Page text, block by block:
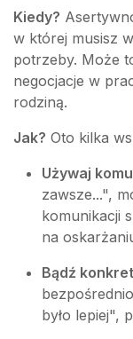
Kiedy?
w której musisz
potrzeby. Może
negocjacje w
rodziną.
Jak? Oto kilka
Używaj
zawsze...",
komunikacji
na
Bądź
było lepiej",